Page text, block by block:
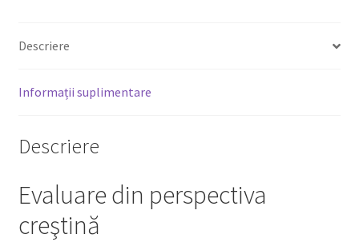
Descriere
Informații suplimentare
Descriere
Evaluare din perspectiva
creştină